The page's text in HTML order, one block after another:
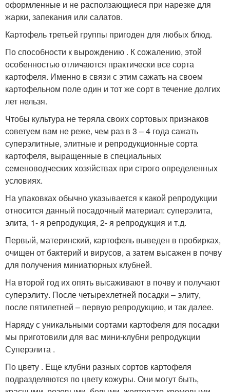
оформленные и не расползающиеся при нарезке для
жарки, запекания или салатов.
Картофель третьей группы пригоден для любых блюд.
По способности к вырождению . К сожалению, этой
особенностью отличаются практически все сорта
картофеля. Именно в связи с этим сажать на своем
картофельном поле один и тот же сорт в течение долгих
лет нельзя.
Чтобы культура не теряла своих сортовых признаков
советуем вам не реже, чем раз в 3 – 4 года сажать
суперэлитные, элитные и репродукционные сорта
картофеля, выращенные в специальных
семеноводческих хозяйствах при строго определенных
условиях.
На упаковках обычно указывается к какой репродукции
относится данный посадочный материал: суперэлита,
элита, 1- я репродукция, 2- я репродукция и т.д.
Первый, материнский, картофель выведен в пробирках,
очищен от бактерий и вирусов, а затем высажен в почву
для получения миниатюрных клубней.
На второй год их опять высаживают в почву и получают
суперэлиту. После четырехлетней посадки – элиту,
после пятилетней – первую репродукцию, и так далее.
Наряду с уникальными сортами картофеля для посадки
мы приготовили для вас мини-клубни репродукции
Суперэлита .
По цвету . Еще клубни разных сортов картофеля
подразделяются по цвету кожуры. Они могут быть,